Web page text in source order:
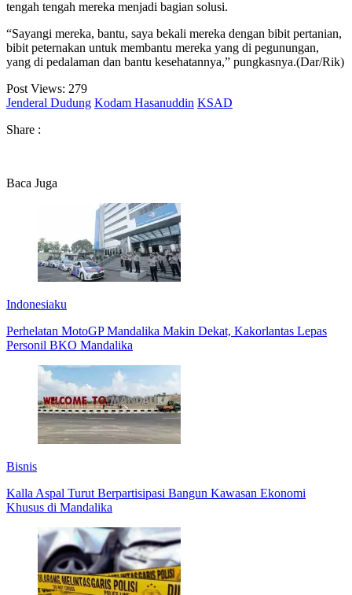
tengah tengah mereka menjadi bagian solusi.
“Sayangi mereka, bantu, saya bekali mereka dengan bibit pertanian,
bibit peternakan untuk membantu mereka yang di pegunungan,
yang di pedalaman dan bantu kesehatannya,” pungkasnya.(Dar/Rik)
Post Views: 279
Jenderal Dudung Kodam Hasanuddin KSAD
Share :
Baca Juga
Indonesiaku
Perhelatan MotoGP Mandalika Makin Dekat, Kakorlantas Lepas
Personil BKO Mandalika
Bisnis
Kalla Aspal Turut Berpartisipasi Bangun Kawasan Ekonomi
Khusus di Mandalika